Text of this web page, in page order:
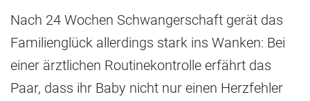
Nach 24 Wochen Schwangerschaft gerät das
Familienglück allerdings stark ins Wanken: Bei
einer ärztlichen Routinekontrolle erfährt das
Paar, dass ihr Baby nicht nur einen Herzfehler